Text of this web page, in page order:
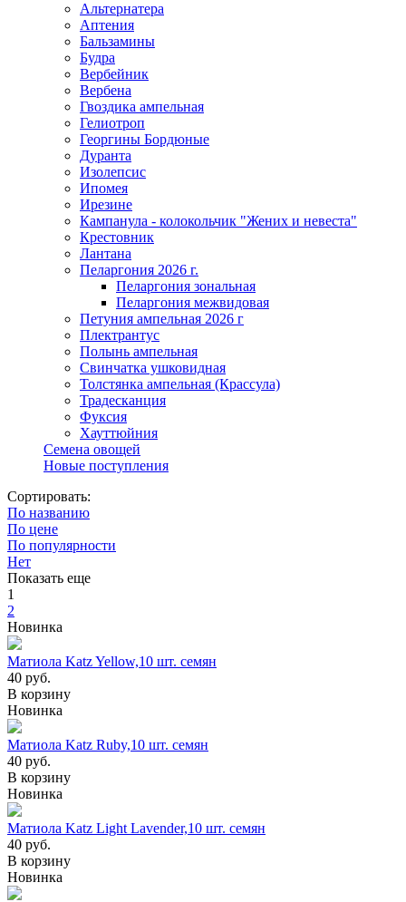
Альтернатера
Аптения
Бальзамины
Будра
Вербейник
Вербена
Гвоздика ампельная
Гелиотроп
Георгины Бордюные
Дуранта
Изолепсис
Ипомея
Ирезине
Кампанула - колокольчик "Жених и невеста"
Крестовник
Лантана
Пеларгония 2026 г.
Пеларгония зональная
Пеларгония межвидовая
Петуния ампельная 2026 г
Плектрантус
Полынь ампельная
Свинчатка ушковидная
Толстянка ампельная (Крассула)
Традесканция
Фуксия
Хауттюйния
Семена овощей
Новые поступления
Сортировать:
По названию
По цене
По популярности
Нет
Показать еще
1
2
Новинка
Матиола Katz Yellow,10 шт. семян
40 руб.
В корзину
Новинка
Матиола Katz Ruby,10 шт. семян
40 руб.
В корзину
Новинка
Матиола Katz Light Lavender,10 шт. семян
40 руб.
В корзину
Новинка